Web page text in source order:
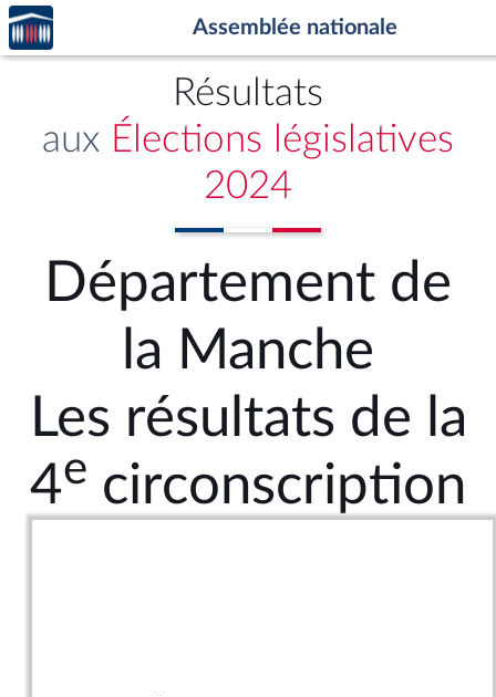
Aller au contenu
Aller en bas de la page
Accèder
à la
page
Assemblée nationale
Résultats
aux Élections législatives
2024
Département de
la Manche
Les résultats de la
4e circonscription